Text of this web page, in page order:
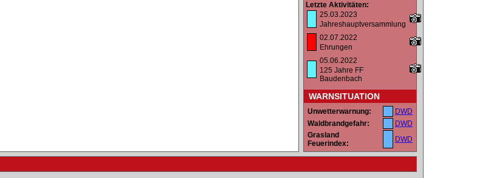
Letzte Aktivitäten:
25.03.2023
Jahreshauptversammlung
02.07.2022
Ehrungen
05.06.2022
125 Jahre FF
Baudenbach
WARNSITUATION
Unwetterwarnung:
DWD
Waldbrandgefahr:
DWD
Grasland
Feuerindex:
DWD